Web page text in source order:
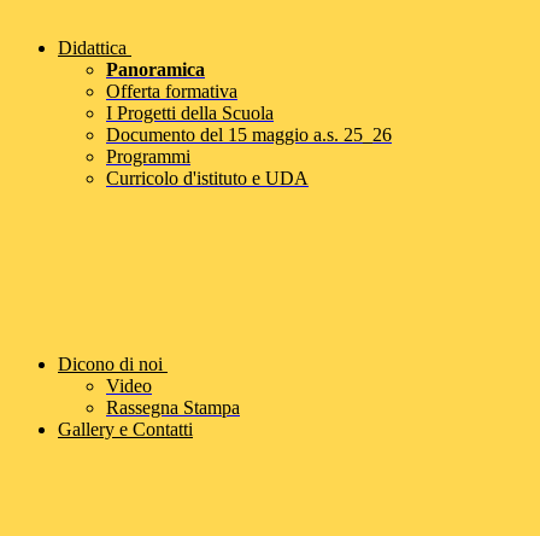
Didattica
Panoramica
Offerta formativa
I Progetti della Scuola
Documento del 15 maggio a.s. 25_26
Programmi
Curricolo d'istituto e UDA
Dicono di noi
Video
Rassegna Stampa
Gallery e Contatti